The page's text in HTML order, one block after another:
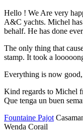
Hello ! We Are very
A&C yachts. Michel
behalf. He has done
The only thing that
stamp. It took a
Everything is now good,
Kind regards to Michel
Que tenga un buen
Fountaine Pajot
Wenda Corail